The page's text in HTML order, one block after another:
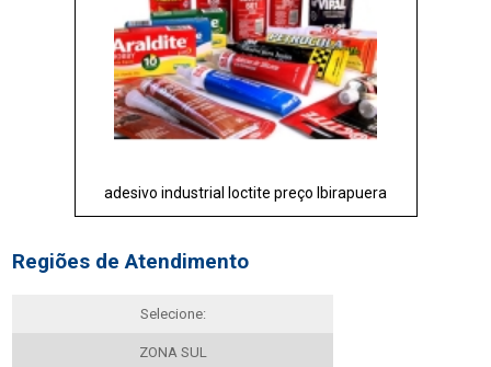
adesivo industrial loctite preço Ibirapuera
Regiões de Atendimento
Selecione:
ZONA SUL